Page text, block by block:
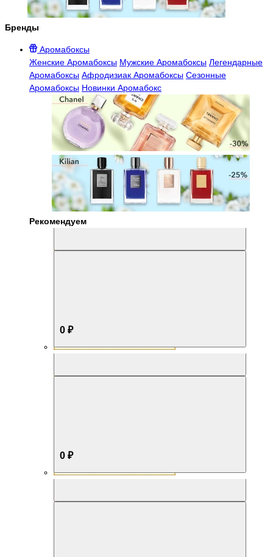
Бренды
Аромабоксы
Женские Аромабоксы Мужские Аромабоксы Легендарные
Аромабоксы Афродизиак Аромабоксы Сезонные
Аромабоксы Новинки Аромабокс
Рекомендуем
0 ₽
0 ₽